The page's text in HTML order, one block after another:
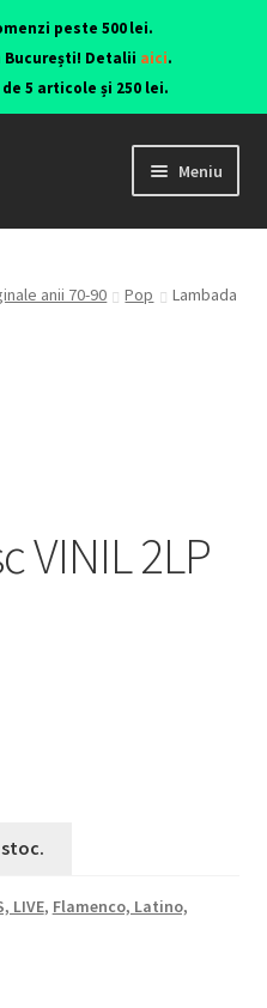
peste 500 lei.
Detalii aici.
5 articole și 250 lei.
Meniu
anii 70-90 Pop
Lambada
VINIL 2LP
LIVE, Flamenco, Latino,